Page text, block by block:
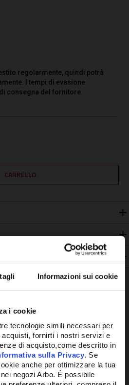
Informazioni sui cookie
i cookie
tecnologie simili necessari per
fornirti i nostri servizi e
di acquisto,come descritto in
sulla Privacy. Se
anche per ottimizzare la tua
negozi Arbo. É possibile
regolarmente, quindi potrà
I tempi di evasione
consegna del fornitore.
interessarti